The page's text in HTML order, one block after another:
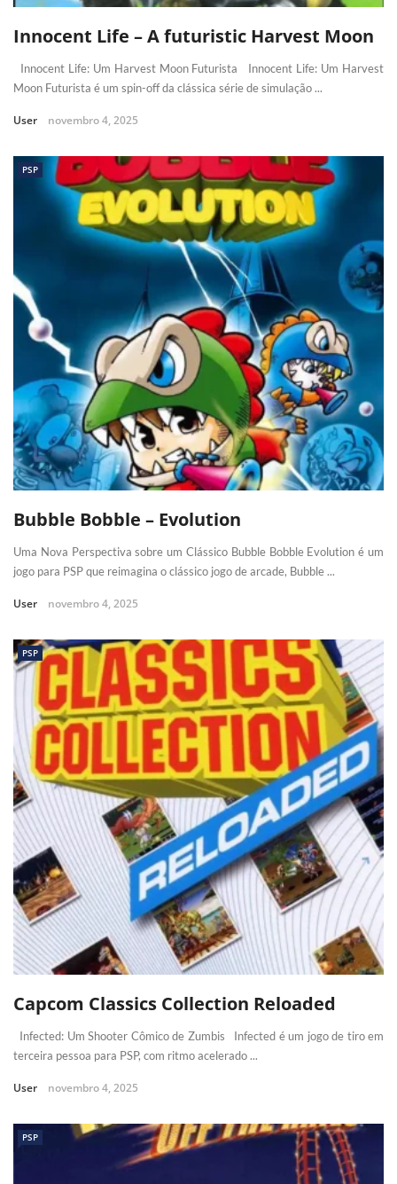
Innocent Life – A futuristic Harvest Moon
Innocent Life: Um Harvest Moon Futurista Innocent Life: Um Harvest
Moon Futurista é um spin-off da clássica série de simulação ...
User novembro 4, 2025
PSP
Bubble Bobble – Evolution
Uma Nova Perspectiva sobre um Clássico Bubble Bobble Evolution é um
jogo para PSP que reimagina o clássico jogo de arcade, Bubble ...
User novembro 4, 2025
PSP
Capcom Classics Collection Reloaded
Infected: Um Shooter Cômico de Zumbis Infected é um jogo de tiro em
terceira pessoa para PSP, com ritmo acelerado ...
User novembro 4, 2025
PSP